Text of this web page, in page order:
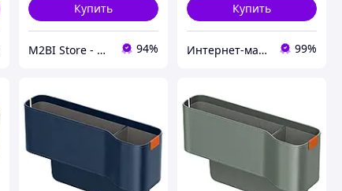
Купить
M2BI Store - мир техники и аксессуаров 94%
Купить
Интернет-магазин электроники и аксессуаров "Ugreen Украина" 99%